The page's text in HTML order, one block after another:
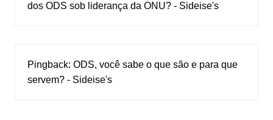
dos ODS sob liderança da ONU? - Sideise's
Pingback: ODS, você sabe o que são e para que
servem? - Sideise's